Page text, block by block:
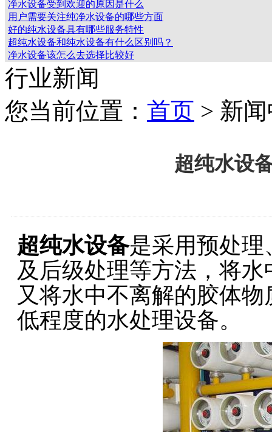
净水设备受到欢迎的原因是什么
用户需要关注纯净水设备的哪些方面
好的纯水设备具有哪些服务特性
超纯水设备和纯水设备有什么区别吗？
净水设备该怎么去选择比较好
行业新闻
您当前位置： 首页 > 新
超纯水设
超纯水设备是采用预处理
及后级处理等方法，将
又将水中不离解的胶体
低程度的水处理设备。